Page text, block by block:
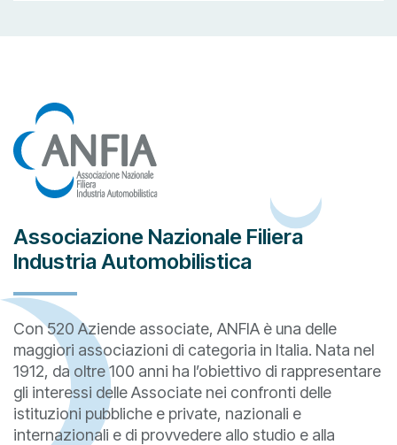
Associazione Nazionale Filiera
Industria Automobilistica
Con 520 Aziende associate, ANFIA è una delle
maggiori associazioni di categoria in Italia. Nata nel
1912, da oltre 100 anni ha l’obiettivo di rappresentare
gli interessi delle Associate nei confronti delle
istituzioni pubbliche e private, nazionali e
internazionali e di provvedere allo studio e alla